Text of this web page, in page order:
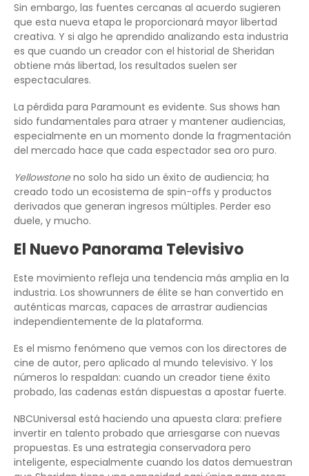
Sin embargo, las fuentes cercanas al acuerdo sugieren
que esta nueva etapa le proporcionará mayor libertad
creativa. Y si algo he aprendido analizando esta industria
es que cuando un creador con el historial de Sheridan
obtiene más libertad, los resultados suelen ser
espectaculares.
La pérdida para Paramount es evidente. Sus shows han
sido fundamentales para atraer y mantener audiencias,
especialmente en un momento donde la fragmentación
del mercado hace que cada espectador sea oro puro.
Yellowstoneno solo ha sido un éxito de audiencia; ha
creado todo un ecosistema de spin-offs y productos
derivados que generan ingresos múltiples. Perder eso
duele, y mucho.
El Nuevo Panorama Televisivo
Este movimiento refleja una tendencia más amplia en la
industria. Los showrunners de élite se han convertido en
auténticas marcas, capaces de arrastrar audiencias
independientemente de la plataforma.
Es el mismo fenómeno que vemos con los directores de
cine de autor, pero aplicado al mundo televisivo. Y los
números lo respaldan: cuando un creador tiene éxito
probado, las cadenas están dispuestas a apostar fuerte.
NBCUniversal está haciendo una apuesta clara: prefiere
invertir en talento probado que arriesgarse con nuevas
propuestas. Es una estrategia conservadora pero
inteligente, especialmente cuando los datos demuestran